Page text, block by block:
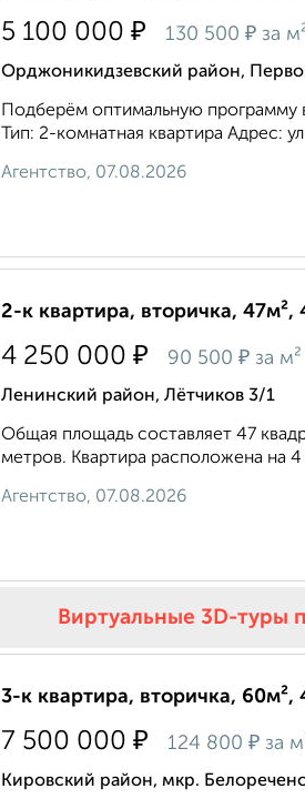
5 100 000 ₽ 130 500 ₽ за
Орджоникидзевский район,
Подберём оптимальную программу
Тип: 2-комнатная квартира Адрес:
Агентство, 07.08.2026
2-к квартира, вторичка, 47м²,
4 250 000 ₽ 90 500 ₽ за м²
Ленинский район, Лётчиков 3/1
Общая площадь составляет 47
метров. Квартира расположена на
Агентство, 07.08.2026
Виртуальные 3D-туры
3-к квартира, вторичка, 60м²,
7 500 000 ₽ 124 800 ₽ за
Кировский район, мкр.